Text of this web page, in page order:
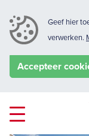
Geef hier
verwerken.
Accepteer